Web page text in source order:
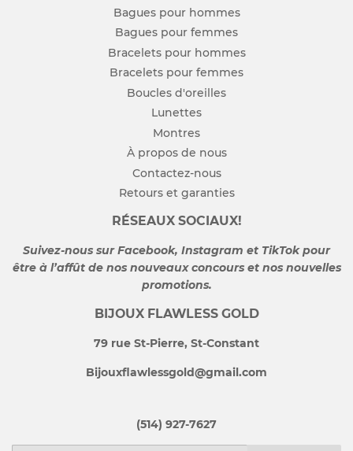
Bagues pour hommes
Bagues pour femmes
Bracelets pour hommes
Bracelets pour femmes
Boucles d'oreilles
Lunettes
Montres
À propos de nous
Contactez-nous
Retours et garanties
RÉSEAUX SOCIAUX!
Suivez-nous sur Facebook, Instagram et TikTok pour
être à l’affût de nos nouveaux concours et nos nouvelles
promotions.
BIJOUX FLAWLESS GOLD
79 rue St-Pierre, St-Constant
Bijouxflawlessgold@gmail.com
(514) 927-7627